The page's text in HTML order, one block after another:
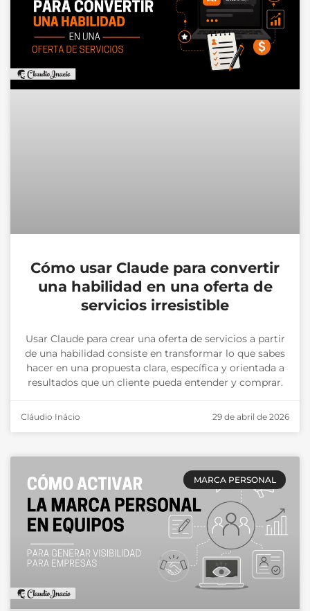
Cómo usar Claude para convertir
una habilidad en una oferta de
servicios irresistible
Usar Claude para crear una oferta de servicios a partir
de una habilidad consiste en transformar lo que sabes
hacer en una propuesta clara, específica y orientada a
resultados que un cliente pueda entender y comprar.
Cláudio Inácio 29 de abril de 2026
MARCA PERSONAL